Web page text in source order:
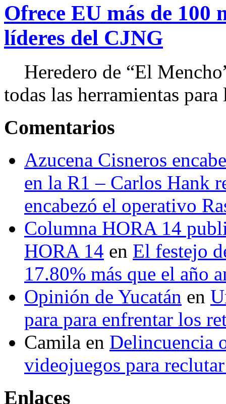
Ofrece EU más de 100
líderes del CJNG
Heredero de “El
todas las herramientas
Comentarios
Azucena Cisneros
en la R1 – Carlos Hank
encabezó el operativo
Columna HORA 14
HORA 14 en El festejo
17.80% más que el año
Opinión de Yucatán en
para para enfrentar los
Camila en Delincuencia
videojuegos para
Enlaces